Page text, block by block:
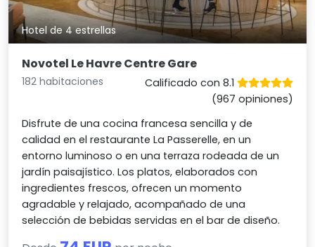
Hotel de 4 estrellas
Novotel Le Havre Centre Gare
182 habitaciones
Calificado con 8.1
(967 opiniones)
Disfrute de una cocina francesa sencilla y de
calidad en el restaurante La Passerelle, en un
entorno luminoso o en una terraza rodeada de un
jardín paisajístico. Los platos, elaborados con
ingredientes frescos, ofrecen un momento
agradable y relajado, acompañado de una
selección de bebidas servidas en el bar de diseño.